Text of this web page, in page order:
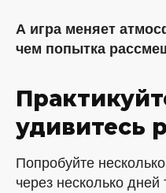
А игра меняет
чем попытка
удивитесь
Попробуйте
через несколько дней